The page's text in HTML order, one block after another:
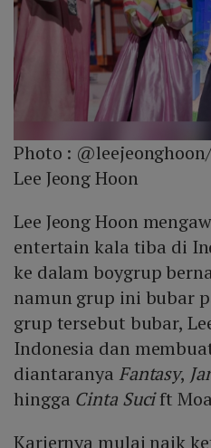
Photo :
Lee Jeong Hoon
Lee Jeong Hoon
entertain kala tiba di
ke dalam boygrup
namun grup ini bubar
grup tersebut bubar,
Indonesia dan
diantaranya Fantasy,
hingga Cinta Sucift
Kariernya mulai naik